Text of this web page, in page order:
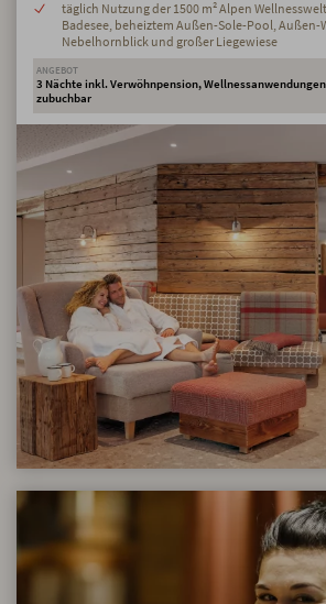
täglich Nutzung der 1500 m² Alpen
Badesee, beheiztem Außen-Sole-Pool,
Nebelhornblick und großer Liegewiese
ANGEBOT
3 Nächte inkl. Verwöhnpension, Wellnessanwendungen
zubuchbar